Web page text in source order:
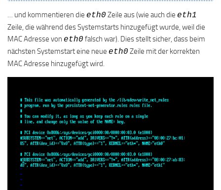
… und kommentieren die eth0 Zeile aus (wie auch die eth1
Zeile, die während des Systemstarts hinzugefügt wurde, weil die
MAC Adresse von eth0 falsch war). Dies stellt sicher, dass beim
nächsten Systemstart eine neue eth0 Zeile mit der korrekten
MAC Adresse hinzugefügt wird.